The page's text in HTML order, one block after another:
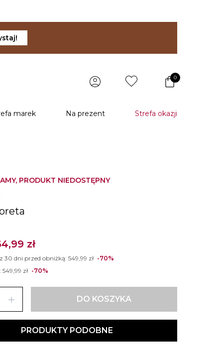
0
marek Na prezent Strefa okazji
PRODUKT NIEDOSTĘPNY
zł
30 dni przed obniżką:549,99 zł -70%
549,99 zł -70%
add DO KOSZYKA
PRODUKTY PODOBNE